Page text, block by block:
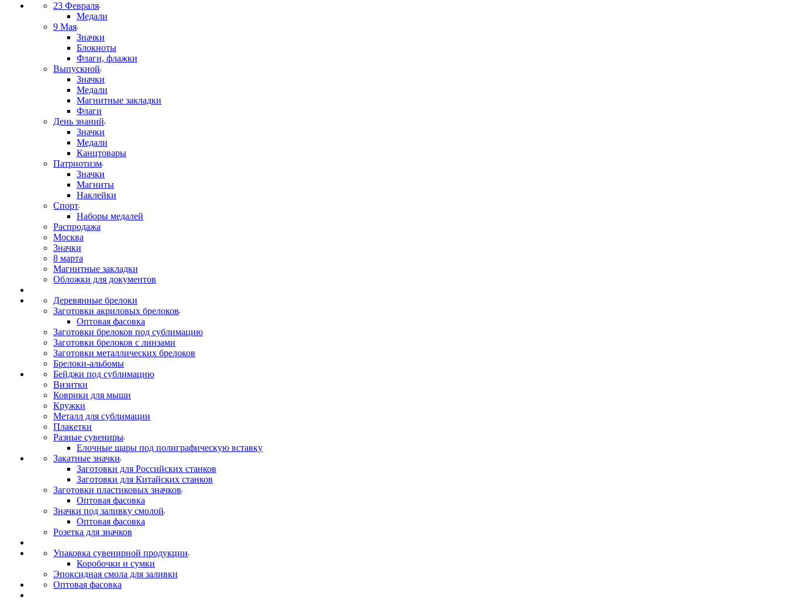
23 Февраля
Медали
9 Мая
Значки
Блокноты
Флаги, флажки
Выпускной
Значки
Медали
Магнитные закладки
Флаги
День знаний
Значки
Медали
Канцтовары
Патриотизм
Значки
Магниты
Наклейки
Спорт
Наборы медалей
Распродажа
Москва
Значки
8 марта
Магнитные закладки
Обложки для документов
Деревянные брелоки
Заготовки акриловых брелоков
Оптовая фасовка
Заготовки брелоков под сублимацию
Заготовки брелоков с линзами
Заготовки металлических брелоков
Брелоки-альбомы
Бейджи под сублимацию
Визитки
Коврики для мыши
Кружки
Металл для сублимации
Плакетки
Разные сувениры
Елочные шары под полиграфическую вставку
Закатные значки
Заготовки для Российских станков
Заготовки для Китайских станков
Заготовки пластиковых значков
Оптовая фасовка
Значки под заливку смолой
Оптовая фасовка
Розетка для значков
Упаковка сувенирной продукции
Коробочки и сумки
Эпоксидная смола для заливки
Оптовая фасовка